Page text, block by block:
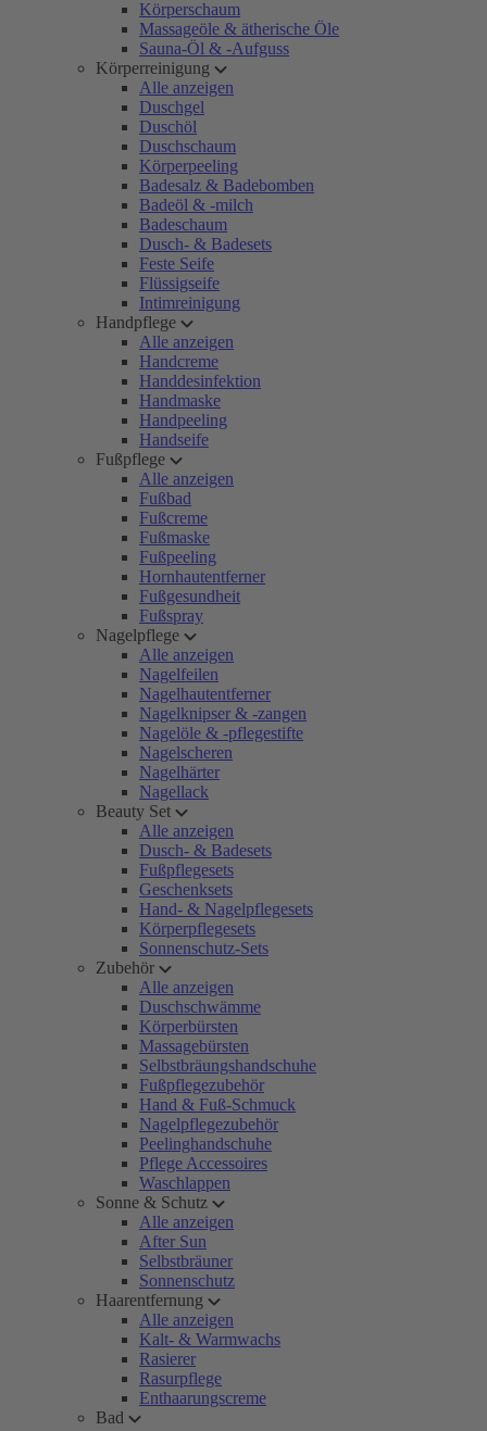
Körperschaum
Massageöle & ätherische Öle
Sauna-Öl & -Aufguss
Körperreinigung
Alle anzeigen
Duschgel
Duschöl
Duschschaum
Körperpeeling
Badesalz & Badebomben
Badeöl & -milch
Badeschaum
Dusch- & Badesets
Feste Seife
Flüssigseife
Intimreinigung
Handpflege
Alle anzeigen
Handcreme
Handdesinfektion
Handmaske
Handpeeling
Handseife
Fußpflege
Alle anzeigen
Fußbad
Fußcreme
Fußmaske
Fußpeeling
Hornhautentferner
Fußgesundheit
Fußspray
Nagelpflege
Alle anzeigen
Nagelfeilen
Nagelhautentferner
Nagelknipser & -zangen
Nagelöle & -pflegestifte
Nagelscheren
Nagelhärter
Nagellack
Beauty Set
Alle anzeigen
Dusch- & Badesets
Fußpflegesets
Geschenksets
Hand- & Nagelpflegesets
Körperpflegesets
Sonnenschutz-Sets
Zubehör
Alle anzeigen
Duschschwämme
Körperbürsten
Massagebürsten
Selbstbräungshandschuhe
Fußpflegezubehör
Hand & Fuß-Schmuck
Nagelpflegezubehör
Peelinghandschuhe
Pflege Accessoires
Waschlappen
Sonne & Schutz
Alle anzeigen
After Sun
Selbstbräuner
Sonnenschutz
Haarentfernung
Alle anzeigen
Kalt- & Warmwachs
Rasierer
Rasurpflege
Enthaarungscreme
Bad